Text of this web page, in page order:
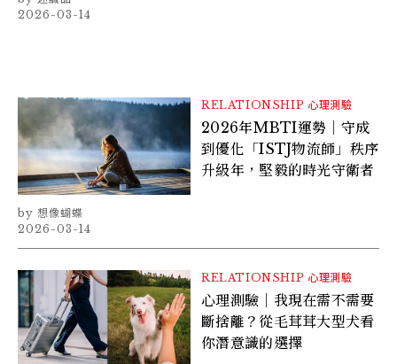
2026-03-14
RELATIONSHIP 心理測驗
2026年MBTI運勢｜守成
到優化「ISTJ物流師」秩序
升級年，堅毅的時光守衛者
想像蝴蝶
2026-03-14
RELATIONSHIP 心理測驗
心理測驗｜我現在需不需要
斷捨離？從毛茸茸大型犬看
你潛意識的選擇